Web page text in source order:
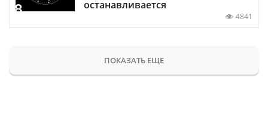
останавливается
4841
ПОКАЗАТЬ ЕЩЕ